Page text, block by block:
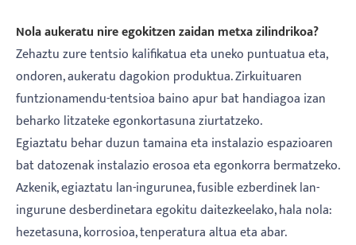
Nola aukeratu nire egokitzen zaidan metxa zilindrikoa?
Zehaztu zure tentsio kalifikatua eta uneko puntuatua eta,
ondoren, aukeratu dagokion produktua. Zirkuituaren
funtzionamendu-tentsioa baino apur bat handiagoa izan
beharko litzateke egonkortasuna ziurtatzeko.
Egiaztatu behar duzun tamaina eta instalazio espazioaren
bat datozenak instalazio erosoa eta egonkorra bermatzeko.
Azkenik, egiaztatu lan-ingurunea, fusible ezberdinek lan-
ingurune desberdinetara egokitu daitezkeelako, hala nola:
hezetasuna, korrosioa, tenperatura altua eta abar.